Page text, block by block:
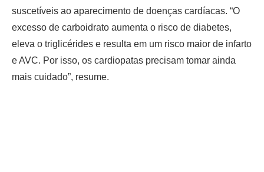
suscetíveis ao aparecimento de doenças cardíacas. “O
excesso de carboidrato aumenta o risco de diabetes,
eleva o triglicérides e resulta em um risco maior de infarto
e AVC. Por isso, os cardiopatas precisam tomar ainda
mais cuidado”, resume.